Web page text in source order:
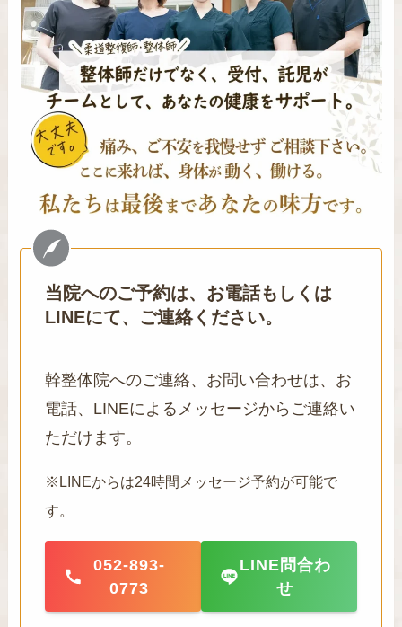
当院へのご予約は、お電話もしくは
LINEにて、ご連絡ください。
幹整体院へのご連絡、お問い合わせは、お
電話、LINEによるメッセージからご連絡い
ただけます。
※LINEからは24時間メッセージ予約が可能で
す。
052-893-
0773
LINE問合わ
せ